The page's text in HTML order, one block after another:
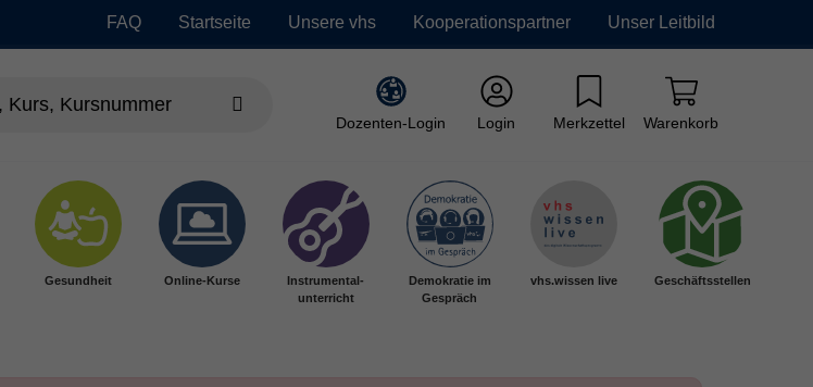
FAQ Startseite Unsere vhs Kooperationspartner Unser Leitbild
Dozenten-Login Login Merkzettel Warenkorb
Gesundheit Online-Kurse
Instrumental-
unterricht
Demokratie im
Gespräch
vhs.wissen live Geschäftsstellen